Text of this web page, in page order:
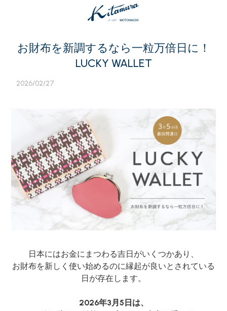
お財布を新調するなら一粒万倍日に！
LUCKY WALLET
2026/02/27
日本にはお金にまつわる吉日がいくつかあり、
お財布を新しく使い始めるのに縁起が良いとされている
日が存在します。
2026年3月5日は、